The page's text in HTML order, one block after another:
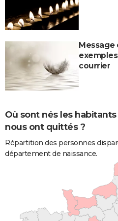
Message
courrier
Où sont nés les
nous ont quittés ?
Répartition des personnes
département de naissance.